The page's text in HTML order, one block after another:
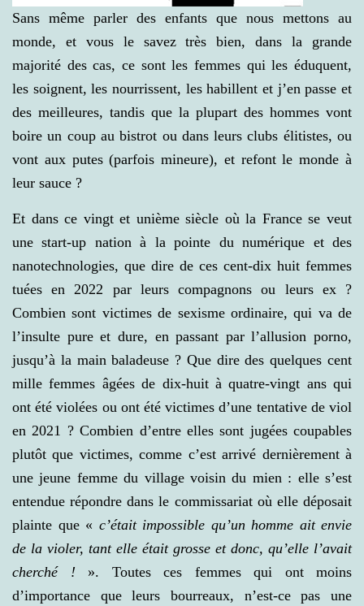
Sans même parler des enfants que nous mettons au
monde, et vous le savez très bien, dans la grande
majorité des cas, ce sont les femmes qui les éduquent,
les soignent, les nourrissent, les habillent et j’en passe et
des meilleures, tandis que la plupart des hommes vont
boire un coup au bistrot ou dans leurs clubs élitistes, ou
vont aux putes (parfois mineure), et refont le monde à
leur sauce ?
Et dans ce vingt et unième siècle où la France se veut
une start-up nation à la pointe du numérique et des
nanotechnologies, que dire de ces cent-dix huit femmes
tuées en 2022 par leurs compagnons ou leurs ex ?
Combien sont victimes de sexisme ordinaire, qui va de
l’insulte pure et dure, en passant par l’allusion porno,
jusqu’à la main baladeuse ? Que dire des quelques cent
mille femmes âgées de dix-huit à quatre-vingt ans qui
ont été violées ou ont été victimes d’une tentative de viol
en 2021 ? Combien d’entre elles sont jugées coupables
plutôt que victimes, comme c’est arrivé dernièrement à
une jeune femme du village voisin du mien : elle s’est
entendue répondre dans le commissariat où elle déposait
plainte que « c’était impossible qu’un homme ait envie
de la violer, tant elle était grosse et donc, qu’elle l’avait
cherché ! ». Toutes ces femmes qui ont moins
d’importance que leurs bourreaux, n’est-ce pas une